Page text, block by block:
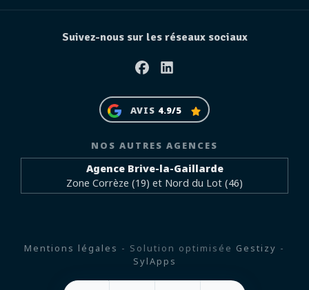
Suivez-nous sur les réseaux sociaux
FacebookLinkedin
AVIS 4.9/5
NOS AUTRES AGENCES
Agence Brive-la-Gaillarde
Zone Corrèze (19) et Nord du Lot (46)
Mentions légales - Solution optimisée Gestizy -
SylApps